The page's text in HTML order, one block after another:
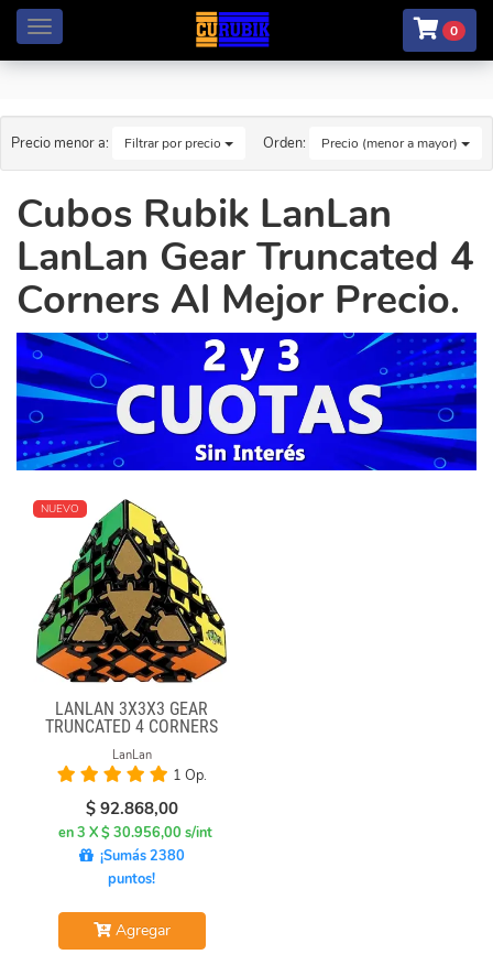
Menú 0
Precio menor a: Filtrar por precio Orden: Precio (menor a mayor)
Cubos Rubik LanLan
LanLan Gear Truncated 4
Corners Al Mejor Precio.
NUEVO
LANLAN 3X3X3 GEAR
TRUNCATED 4 CORNERS
LanLan
1 Op.
$ 92.868,00
en 3 X $ 30.956,00 s/int
¡Sumás 2380
puntos!
Agregar